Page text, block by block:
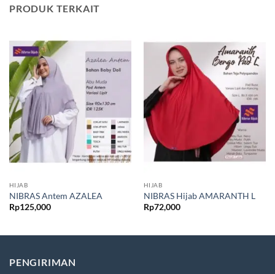
PRODUK TERKAIT
HIJAB
NIBRAS Antem AZALEA
Rp125,000
HIJAB
NIBRAS Hijab AMARANTH L
Rp72,000
PENGIRIMAN